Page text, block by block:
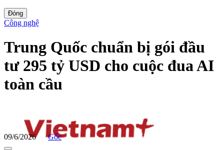
Đóng
Công nghệ
Trung Quốc chuẩn bị gói đầu
tư 295 tỷ USD cho cuộc đua AI
toàn cầu
09/6/2026 Gốc